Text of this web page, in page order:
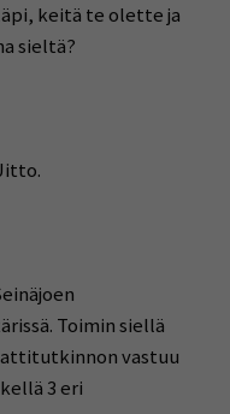
keitä te olette ja
sieltä?
Toimin siellä
vastuu
3 eri